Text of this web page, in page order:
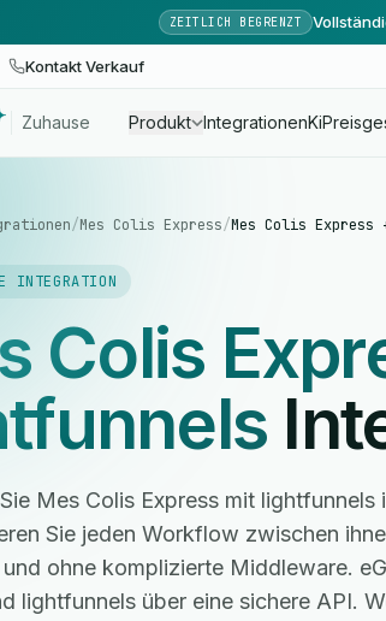
ZEITLICH BEGRENZT
Kontakt Verkauf
Zuhause Produkt IntegrationenKi
/Mes Colis Express/Mes Colis
INTEGRATION
Colis
Mes Colis Express mit
Sie jeden Workflow zwischen
ohne komplizierte Middleware.
lightfunnels über eine sichere API.